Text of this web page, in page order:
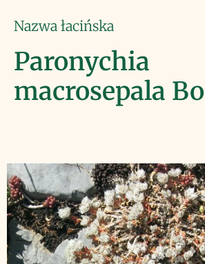
Nazwa łacińska
Paronychia
macrosepala